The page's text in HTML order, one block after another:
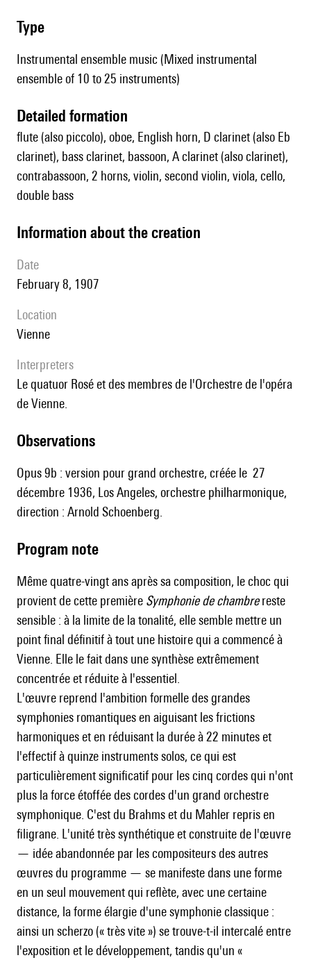
type
Instrumental ensemble music (Mixed instrumental
ensemble of 10 to 25 instruments)
detailed formation
flute (also piccolo), oboe, English horn, D clarinet (also Eb
clarinet), bass clarinet, bassoon, A clarinet (also clarinet),
contrabassoon, 2 horns, violin, second violin, viola, cello,
double bass
information about the creation
date
February 8, 1907
location
Vienne
interpreters
le quatuor Rosé et des membres de l'Orchestre de l'opéra
de Vienne.
observations
Opus 9b : version pour grand orchestre, créée le 27
décembre 1936, Los Angeles, orchestre philharmonique,
direction : Arnold Schoenberg.
Program note
Même quatre-vingt ans après sa composition, le choc qui
provient de cette première Symphonie de chambrereste
sensible : à la limite de la tonalité, elle semble mettre un
point final définitif à tout une histoire qui a commencé à
Vienne. Elle le fait dans une synthèse extrêmement
concentrée et réduite à l'essentiel.
L'œuvre reprend l'ambition formelle des grandes
symphonies romantiques en aiguisant les frictions
harmoniques et en réduisant la durée à 22 minutes et
l'effectif à quinze instruments solos, ce qui est
particulièrement significatif pour les cinq cordes qui n'ont
plus la force étoffée des cordes d'un grand orchestre
symphonique. C'est du Brahms et du Mahler repris en
filigrane. L'unité très synthétique et construite de l'œuvre
— idée abandonnée par les compositeurs des autres
œuvres du programme — se manifeste dans une forme
en un seul mouvement qui reflète, avec une certaine
distance, la forme élargie d'une symphonie classique :
ainsi un scherzo (« très vite ») se trouve-t-il intercalé entre
l'exposition et le développement, tandis qu'un «